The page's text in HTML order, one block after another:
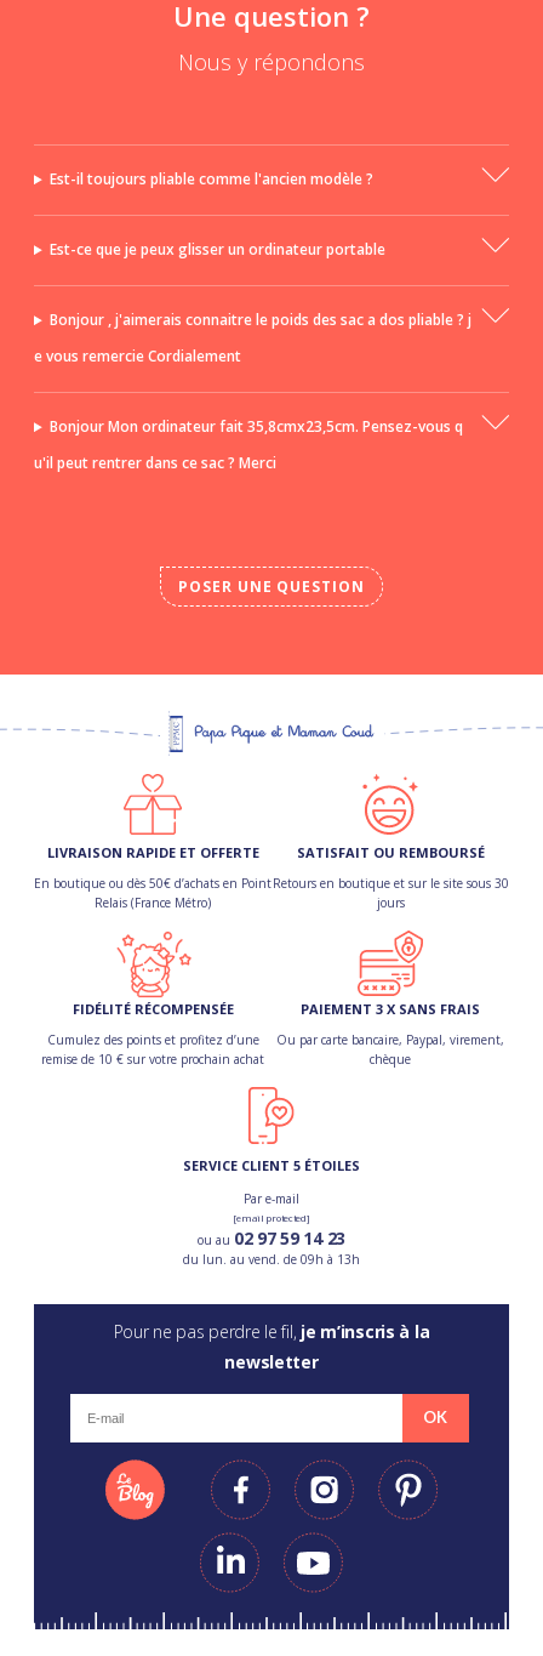
Une question ?
Nous y répondons
Est-il toujours pliable comme l'ancien modèle ?
Est-ce que je peux glisser un ordinateur portable
Bonjour , j'aimerais connaitre le poids des sac a dos pliable ? j
e vous remercie Cordialement
Bonjour Mon ordinateur fait 35,8cmx23,5cm. Pensez-vous q
u'il peut rentrer dans ce sac ? Merci
POSER UNE QUESTION
LIVRAISON RAPIDE ET OFFERTE
En boutique ou dès 50€ d’achats en Point
Relais (France Métro)
SATISFAIT OU REMBOURSÉ
Retours en boutique et sur le site sous 30
jours
FIDÉLITÉ RÉCOMPENSÉE
Cumulez des points et profitez d’une
remise de 10 € sur votre prochain achat
PAIEMENT 3 X SANS FRAIS
Ou par carte bancaire, Paypal, virement,
chèque
SERVICE CLIENT 5 ÉTOILES
Par e-mail
[email protected]
ou au 02 97 59 14 23
du lun. au vend. de 09h à 13h
Pour ne pas perdre le fil, je m’inscris à la
newsletter
OK